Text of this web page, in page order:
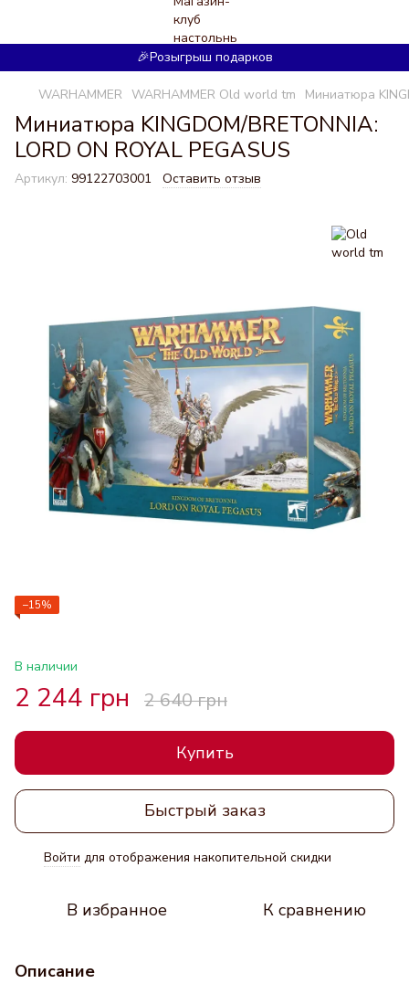
🎉Розыгрыш подарков
WARHAMMER WARHAMMER Old world tm Миниатюра
Миниатюра KINGDOM/BRETONNIA:
LORD ON ROYAL PEGASUS
Артикул: 99122703001 Оставить отзыв
−15%
В наличии
2 244 грн 2 640 грн
Купить
Быстрый заказ
Войти для отображения накопительной скидки
В избранное К сравнению
Описание